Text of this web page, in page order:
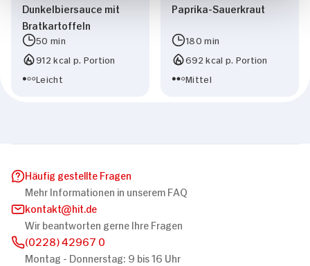
Dunkelbiersauce mit
Bratkartoffeln
50 min
912 kcal p. Portion
Leicht
Paprika-Sauerkraut
180 min
692 kcal p. Portion
Mittel
Häufig gestellte Fragen
Mehr Informationen in unserem FAQ
kontakt
hit.de
Wir beantworten gerne Ihre Fragen
(0228) 42967 0
Montag - Donnerstag: 9 bis 16 Uhr